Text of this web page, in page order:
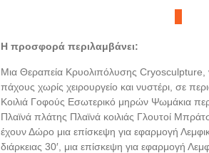
Η προσφορά περιλαμβάνει:
Μια Θεραπεία Κρυολιπόλυσης Cryosculpture,
πάχους χωρίς χειρουργείο και νυστέρι, σε
Κοιλιά Γοφούς Εσωτερικό μηρών Ψωμάκια
Πλαϊνά πλάτης Πλαϊνά κοιλιάς Γλουτοί
έχουν Δώρο μια επίσκεψη για εφαρμογή
διάρκειας 30′, μια επίσκεψη για εφαρμογή